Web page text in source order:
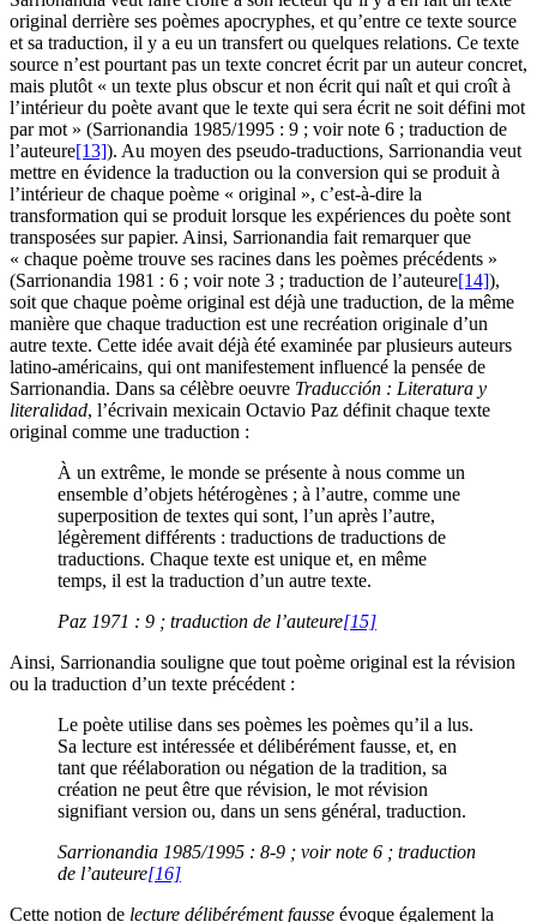
original derrière ses poèmes apocryphes, et qu’entre ce texte source
et sa traduction, il y a eu un transfert ou quelques relations. Ce texte
source n’est pourtant pas un texte concret écrit par un auteur concret,
mais plutôt « un texte plus obscur et non écrit qui naît et qui croît à
l’intérieur du poète avant que le texte qui sera écrit ne soit défini mot
par mot » (Sarrionandia 1985/1995 : 9 ; voir note 6 ; traduction de
l’auteure[13]). Au moyen des pseudo-traductions, Sarrionandia veut
mettre en évidence la traduction ou la conversion qui se produit à
l’intérieur de chaque poème « original », c’est-à-dire la
transformation qui se produit lorsque les expériences du poète sont
transposées sur papier. Ainsi, Sarrionandia fait remarquer que
« chaque poème trouve ses racines dans les poèmes précédents »
(Sarrionandia 1981 : 6 ; voir note 3 ; traduction de l’auteure[14]),
soit que chaque poème original est déjà une traduction, de la même
manière que chaque traduction est une recréation originale d’un
autre texte. Cette idée avait déjà été examinée par plusieurs auteurs
latino-américains, qui ont manifestement influencé la pensée de
Sarrionandia. Dans sa célèbre oeuvre Traducción : Literatura y
literalidad, l’écrivain mexicain Octavio Paz définit chaque texte
original comme une traduction :
À un extrême, le monde se présente à nous comme un
ensemble d’objets hétérogènes ; à l’autre, comme une
superposition de textes qui sont, l’un après l’autre,
légèrement différents : traductions de traductions de
traductions. Chaque texte est unique et, en même
temps, il est la traduction d’un autre texte.
Paz 1971 : 9 ; traduction de l’auteure[15]
Ainsi, Sarrionandia souligne que tout poème original est la révision
ou la traduction d’un texte précédent :
Le poète utilise dans ses poèmes les poèmes qu’il a lus.
Sa lecture est intéressée et délibérément fausse, et, en
tant que réélaboration ou négation de la tradition, sa
création ne peut être que révision, le mot révision
signifiant version ou, dans un sens général, traduction.
Sarrionandia 1985/1995 : 8-9 ; voir note 6 ; traduction
de l’auteure[16]
Cette notion de lecture délibérément fausse évoque également la